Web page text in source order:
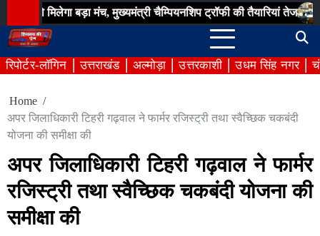
to
content
बड़ा मंच, मुख्यमंत्री चैम्पियनशिप ट्रॉफी की तैयारियां तेज उत्तराखण्ड
रिपोर्टर-लॉगिन उत्तराखंड अल्मोड़ा उत्तरकाशी उधम सिंह नगर
Home
अपर जिलाधिकारी टिहरी गढ़वाल ने फार्मर रजिस्ट्री तथा स्वैच्छिक चकबंदी
योजना की समीक्षा की
अपर जिलाधिकारी टिहरी गढ़वाल ने फार्मर
रजिस्ट्री तथा स्वैच्छिक चकबंदी योजना की
समीक्षा की